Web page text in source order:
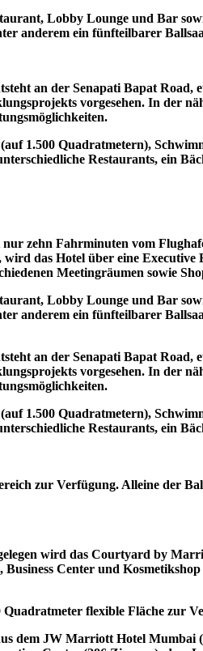
Lobby Lounge und Bar
anderem ein fünfteilbarer
an der Senapati Bapat
vorgesehen. In der
1.500 Quadratmetern),
Restaurants, ein
zehn Fahrminuten vom
das Hotel über eine
Meetingräumen sowie
Lobby Lounge und Bar
anderem ein fünfteilbarer
an der Senapati Bapat
vorgesehen. In der
1.500 Quadratmetern),
Restaurants, ein
zur Verfügung. Alleine der
wird das Courtyard by
Center und
flexible Fläche zur
dem JW Marriott Hotel